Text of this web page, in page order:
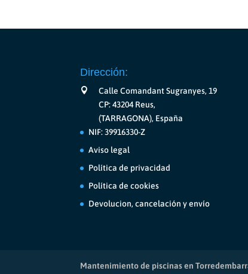
la
Dirección:
Calle Comandant Sugranyes, 19
CP: 43204 Reus,
(TARRAGONA), España
NIF: 39916330-Z
Aviso legal
Política de privacidad
Política de cookies
Devolucion, cancelación y envío
Mantenimiento de piscinas en